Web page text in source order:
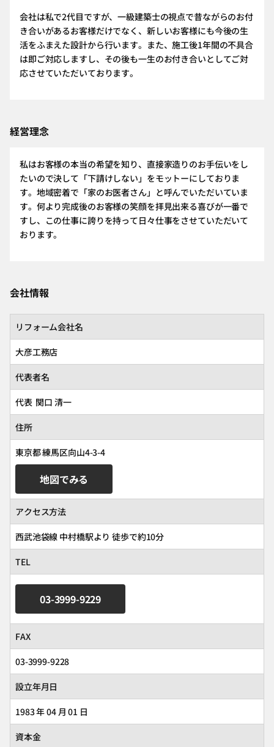
会社は私で2代目ですが、一級建築士の視点で昔ながらのお付
き合いがあるお客様だけでなく、新しいお客様にも今後の生
活をふまえた設計から行います。また、施工後1年間の不具合
は即ご対応しますし、その後も一生のお付き合いとしてご対
応させていただいております。
経営理念
私はお客様の本当の希望を知り、直接家造りのお手伝いをし
たいので決して「下請けしない」をモットーにしておりま
す。地域密着で「家のお医者さん」と呼んでいただいていま
す。何より完成後のお客様の笑顔を拝見出来る喜びが一番で
すし、この仕事に誇りを持って日々仕事をさせていただいて
おります。
会社情報
リフォーム会社名
大彦工務店
代表者名
代表 関口 清一
住所
東京都 練馬区向山4-3-4
地図でみる
アクセス方法
西武池袋線 中村橋駅より 徒歩で約10分
TEL
03-3999-9229
FAX
03-3999-9228
設立年月日
1983 年 04 月 01 日
資本金